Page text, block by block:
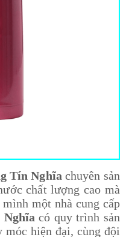
Tín Nghĩa chuyên sản
chất lượng cao mà
một nhà cung cấp
có quy trình sản
hiện đại, cùng đội